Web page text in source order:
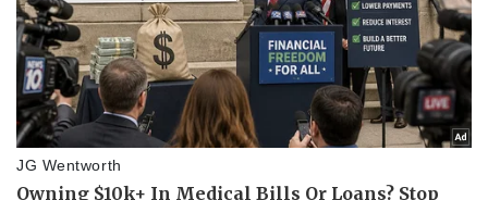
Thể thao
Bóng đá
Lịch thi đấu bóng đá
Ô tô - Xe máy
Xe máy